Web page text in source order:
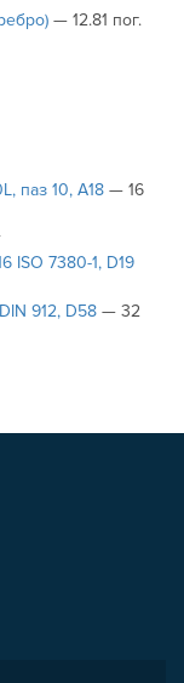
— 12.81 пог.
паз 10, A18 — 16
ISO 7380-1, D19
912, D58 — 32